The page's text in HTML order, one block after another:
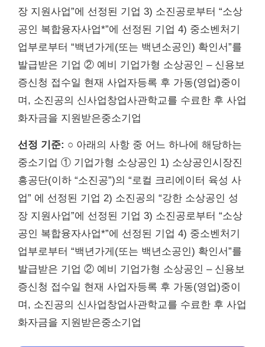
장 지원사업”에 선정된 기업 3) 소진공로부터 “소상
공인 복합융자사업*”에 선정된 기업 4) 중소벤처기
업부로부터 “백년가게(또는 백년소공인) 확인서”를
발급받은 기업 ② 예비 기업가형 소상공인 – 신용보
증신청 접수일 현재 사업자등록 후 가동(영업)중이
며, 소진공의 신사업창업사관학교를 수료한 후 사업
화자금을 지원받은중소기업
선정 기준: ○ 아래의 사항 중 어느 하나에 해당하는
중소기업 ① 기업가형 소상공인 1) 소상공인시장진
흥공단(이하 “소진공”)의 “로컬 크리에이터 육성 사
업” 에 선정된 기업 2) 소진공의 “강한 소상공인 성
장 지원사업”에 선정된 기업 3) 소진공로부터 “소상
공인 복합융자사업*”에 선정된 기업 4) 중소벤처기
업부로부터 “백년가게(또는 백년소공인) 확인서”를
발급받은 기업 ② 예비 기업가형 소상공인 – 신용보
증신청 접수일 현재 사업자등록 후 가동(영업)중이
며, 소진공의 신사업창업사관학교를 수료한 후 사업
화자금을 지원받은중소기업